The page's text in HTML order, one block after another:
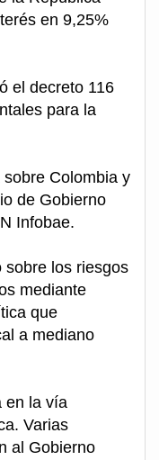
en 9,25%
el decreto 116
para la
Colombia y
de Gobierno
Infobae.
sobre los riesgos
mediante
que
a mediano
en la vía
Varias
al Gobierno